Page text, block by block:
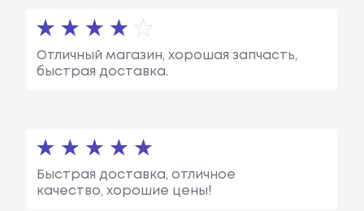
Отличный магазин, хорошая запчасть,
быстрая доставка.
Быстрая доставка, отличное
качество, хорошие цены!